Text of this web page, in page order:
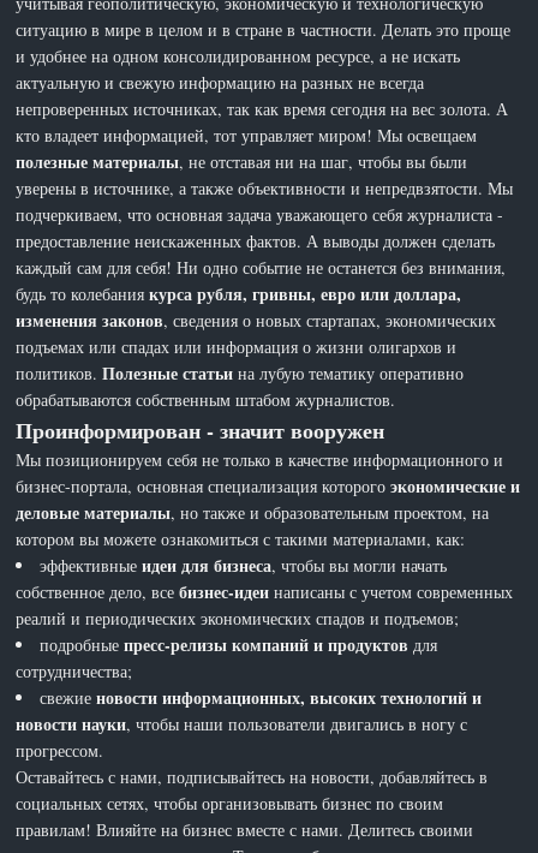
ситуацию в мире в целом и в стране в частности. Делать это проще
и удобнее на одном консолидированном ресурсе, а не искать
актуальную и свежую информацию на разных не всегда
непроверенных источниках, так как время сегодня на вес золота. А
кто владеет информацией, тот управляет миром! Мы освещаем
полезные материалы, не отставая ни на шаг, чтобы вы были
уверены в источнике, а также объективности и непредвзятости. Мы
подчеркиваем, что основная задача уважающего себя журналиста -
предоставление неискаженных фактов. А выводы должен сделать
каждый сам для себя! Ни одно событие не останется без внимания,
будь то колебаниякурса рубля, гривны, евро или доллара,
изменения законов, сведения о новых стартапах, экономических
подъемах или спадах или информация о жизни олигархов и
политиков.Полезные статьи на лубую тематику оперативно
обрабатываются собственным штабом журналистов.
Проинформирован - значит вооружен
Мы позиционируем себя не только в качестве информационного и
бизнес-портала, основная специализация которогоэкономические и
деловые материалы, но также и образовательным проектом, на
котором вы можете ознакомиться с такими материалами, как:
эффективныеидеи для бизнеса, чтобы вы могли начать
собственное дело, всебизнес-идеи написаны с учетом современных
реалий и периодических экономических спадов и подъемов;
подробныепресс-релизы компаний и продуктов для
сотрудничества;
свежиеновости информационных, высоких технологий и
новости науки, чтобы наши пользователи двигались в ногу с
прогрессом.
Оставайтесь с нами, подписывайтесь на новости, добавляйтесь в
социальных сетях, чтобы организовывать бизнес по своим
правилам! Влияйте на бизнес вместе с нами. Делитесь своими